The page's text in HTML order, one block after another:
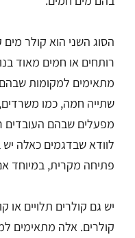
הסוג השני הוא קולר
רותחים או חמים מאוד
מתאימים למקומות
שתייה חמה, כמו
מפעלים שבהם העובדים
לוודא שבדגמים כאלה
פתיחה מקרית, במיוחד
יש גם קולרים תלויים או
קולרים. אלה מתאימים